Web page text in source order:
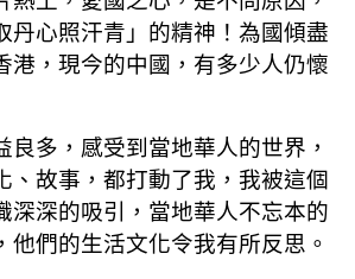
丹心照汗青」的精神！為國傾盡
港，現今的中國，有多少人仍懷
良多，感受到當地華人的世界，
、故事，都打動了我，我被這個
深深的吸引，當地華人不忘本的
他們的生活文化令我有所反思。